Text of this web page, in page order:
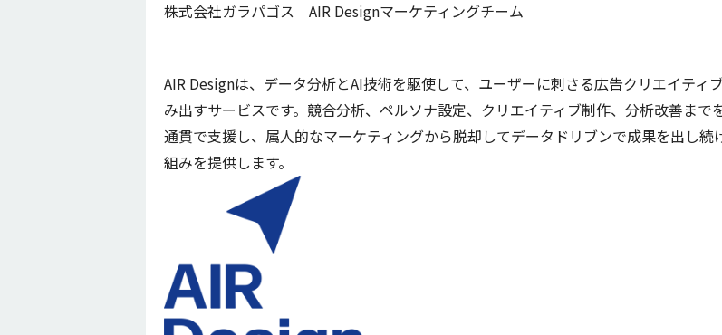
株式会社ガラパゴス AIR Designマーケティングチーム
AIR Designは、データ分析とAI技術を駆使して、ユーザーに刺さる広告クリエイティ
み出すサービスです。競合分析、ペルソナ設定、クリエイティブ制作、分析改善まで
通貫で支援し、属人的なマーケティングから脱却してデータドリブンで成果を出し続
組みを提供します。